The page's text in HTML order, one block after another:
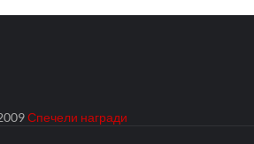
Спечели награди